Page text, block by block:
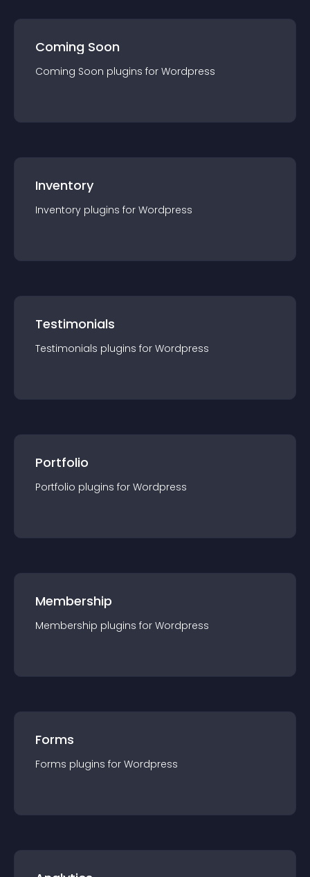
Coming Soon
Coming Soon plugins for Wordpress
Inventory
Inventory plugins for Wordpress
Testimonials
Testimonials plugins for Wordpress
Portfolio
Portfolio plugins for Wordpress
Membership
Membership plugins for Wordpress
Forms
Forms plugins for Wordpress